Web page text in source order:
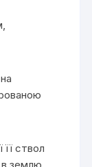
її ствол